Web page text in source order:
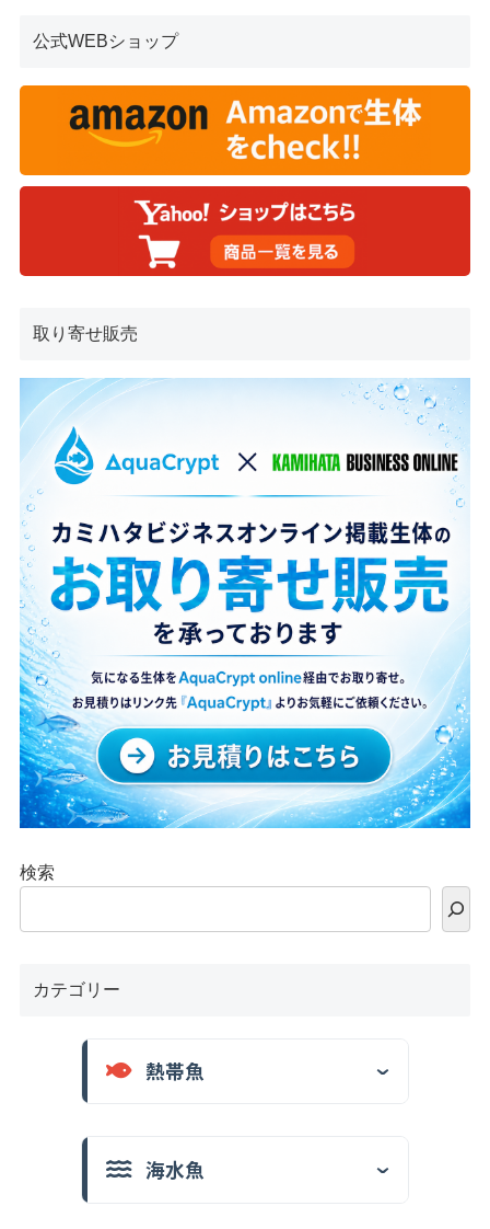
公式WEBショップ
取り寄せ販売
検索
カテゴリー
熱帯魚
海水魚